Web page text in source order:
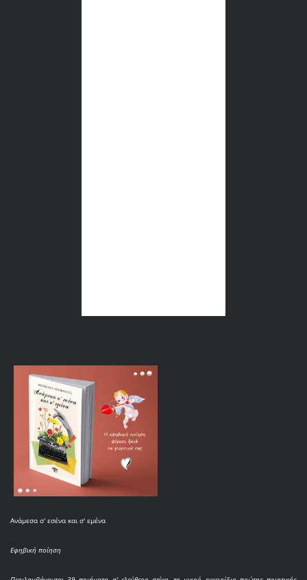
Ανάμεσα σ' εσένα και σ' εμένα
Εφηβική ποίηση